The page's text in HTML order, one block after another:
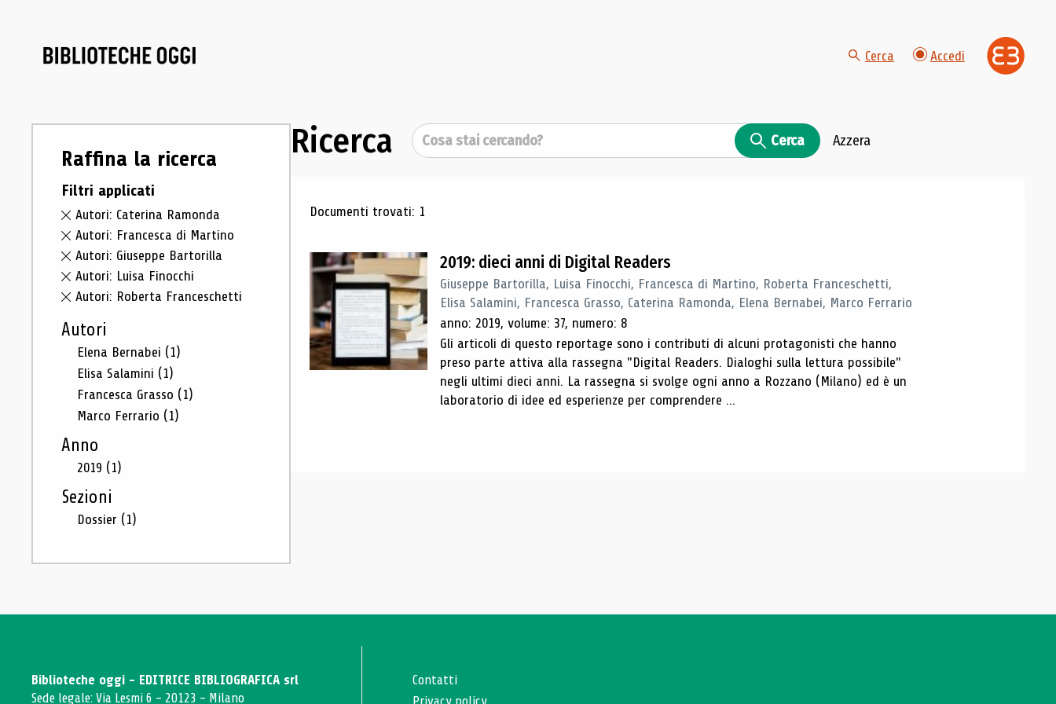
Cerca Accedi
Raffina la ricerca
Filtri applicati
Autori: Caterina Ramonda
Autori: Francesca di Martino
Autori: Giuseppe Bartorilla
Autori: Luisa Finocchi
Autori: Roberta Franceschetti
Autori
Elena Bernabei (1)
Elisa Salamini (1)
Francesca Grasso (1)
Marco Ferrario (1)
Anno
2019 (1)
Sezioni
Dossier (1)
Ricerca Cerca Cerca Azzera
Risultati di ricerca
Documenti trovati: 1
2019: dieci anni di Digital Readers
Giuseppe Bartorilla, Luisa Finocchi, Francesca di Martino, Roberta Franceschetti,
Elisa Salamini, Francesca Grasso, Caterina Ramonda, Elena Bernabei, Marco Ferrario
anno: 2019, volume: 37, numero: 8
Gli articoli di questo reportage sono i contributi di alcuni protagonisti che hanno
preso parte attiva alla rassegna "Digital Readers. Dialoghi sulla lettura possibile"
negli ultimi dieci anni. La rassegna si svolge ogni anno a Rozzano (Milano) ed è un
laboratorio di idee ed esperienze per comprendere ...
Biblioteche oggi - EDITRICE BIBLIOGRAFICA srl
Sede legale: Via Lesmi 6 - 20123 - Milano
Contatti